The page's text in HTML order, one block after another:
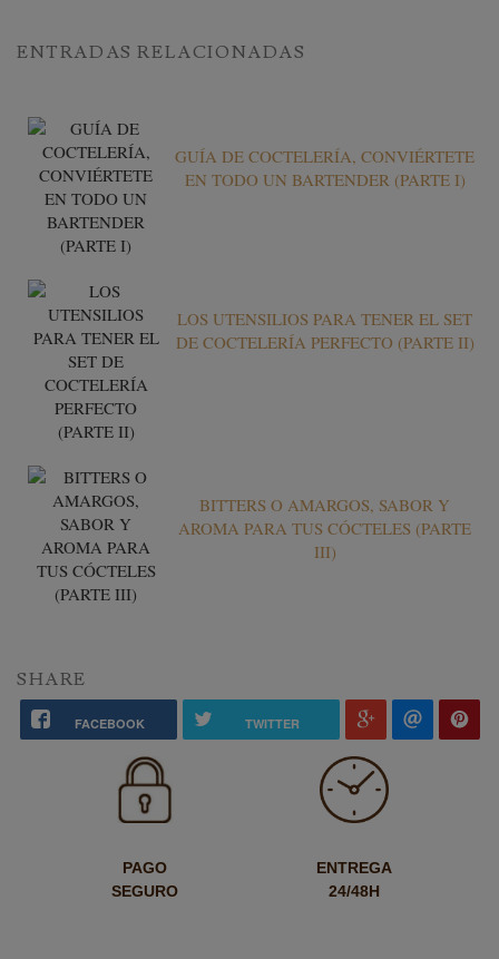
ENTRADAS RELACIONADAS
GUÍA DE COCTELERÍA, CONVIÉRTETE
EN TODO UN BARTENDER (PARTE I)
LOS UTENSILIOS PARA TENER EL SET
DE COCTELERÍA PERFECTO (PARTE II)
BITTERS O AMARGOS, SABOR Y
AROMA PARA TUS CÓCTELES (PARTE
III)
SHARE
FACEBOOK TWITTER
PAGO
SEGURO
ENTREGA
24/48H